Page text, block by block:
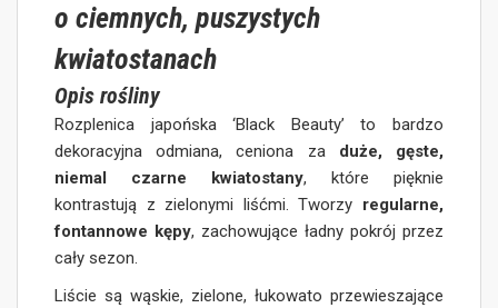
o ciemnych, puszystych
kwiatostanach
Opis rośliny
Rozplenica japońska ‘Black Beauty’ to bardzo
dekoracyjna odmiana, ceniona za duże, gęste,
niemal czarne kwiatostany, które pięknie
kontrastują z zielonymi liśćmi. Tworzy regularne,
fontannowe kępy, zachowujące ładny pokrój przez
cały sezon.
Liście są wąskie, zielone, łukowato przewieszające